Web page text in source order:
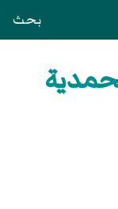
بحث